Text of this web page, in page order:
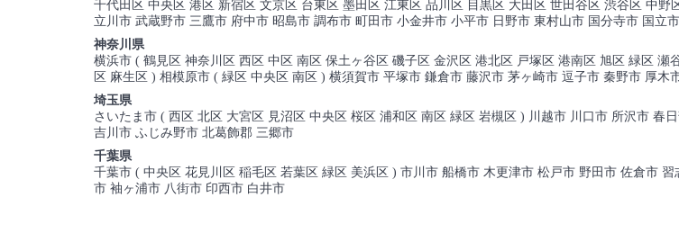
千代田区 中央区 港区 新宿区 文京区 台東区 墨田区 江東区 品川区 目黒区 大田区 世田谷区 渋谷区 中
立川市 武蔵野市 三鷹市 府中市 昭島市 調布市 町田市 小金井市 小平市 日野市 東村山市 国分寺市 国
神奈川県
横浜市 ( 鶴見区 神奈川区 西区 中区 南区 保土ヶ谷区 磯子区 金沢区 港北区 戸塚区 港南区 旭区 緑区
区 麻生区 ) 相模原市 ( 緑区 中央区 南区 ) 横須賀市 平塚市 鎌倉市 藤沢市 茅ヶ崎市 逗子市 秦野市 厚
埼玉県
さいたま市 ( 西区 北区 大宮区 見沼区 中央区 桜区 浦和区 南区 緑区 岩槻区 ) 川越市 川口市 所沢市 春
吉川市 ふじみ野市 北葛飾郡 三郷市
千葉県
千葉市 ( 中央区 花見川区 稲毛区 若葉区 緑区 美浜区 ) 市川市 船橋市 木更津市 松戸市 野田市 佐倉市
市 袖ヶ浦市 八街市 印西市 白井市